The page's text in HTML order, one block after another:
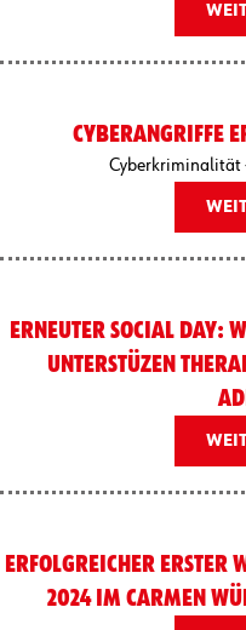
CYBERANGRIFFE
Cyberkriminalität
ERNEUTER SOCIAL DAY:
UNTERSTÜZEN
ERFOLGREICHER ERSTER
2024 IM CARMEN